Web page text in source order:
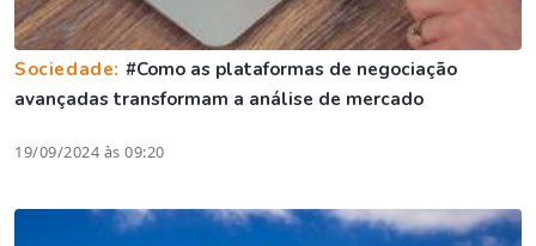
Sociedade: #Como as plataformas de negociação
avançadas transformam a análise de mercado
19/09/2024 às 09:20